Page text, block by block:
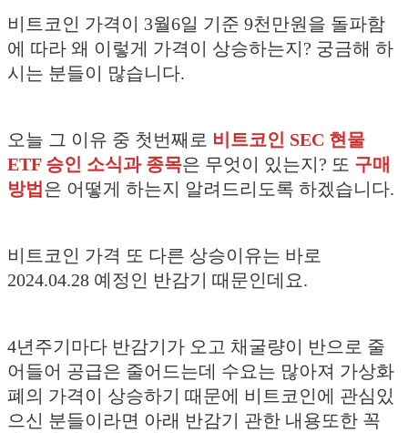
비트코인 가격이 3월6일 기준 9천만원을 돌파함
에 따라 왜 이렇게 가격이 상승하는지? 궁금해 하
시는 분들이 많습니다.
오늘 그 이유 중 첫번째로 비트코인 SEC 현물
ETF 승인 소식과 종목은 무엇이 있는지? 또 구매
방법 은 어떻게 하는지 알려드리도록 하겠습니다.
비트코인 가격 또 다른 상승이유는 바로
2024.04.28 예정인 반감기 때문인데요.
4년주기마다 반감기가 오고 채굴량이 반으로 줄
어들어 공급은 줄어드는데 수요는 많아져 가상화
폐의 가격이 상승하기 때문에 비트코인에 관심있
으신 분들이라면 아래 반감기 관한 내용또한 꼭